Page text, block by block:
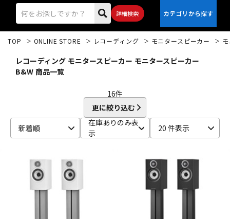
詳細検索
ベース ウクレレ
ドラム パーカッション
TOP ONLINE STORE レコーディング モニタースピーカー
レコーディング モニタースピーカー モニタースピーカー
B&W 商品一覧
16件
更に絞り込む
新着順
在庫ありのみ表
示
20 件表示